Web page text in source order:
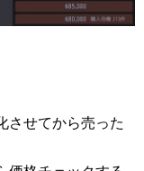
させてから売った